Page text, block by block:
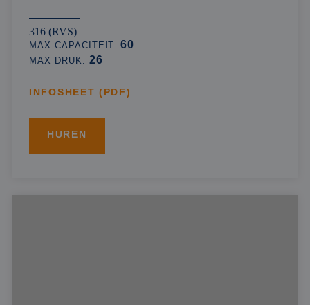
316 (RVS)
MAX CAPACITEIT:60
MAX DRUK: 26
INFOSHEET (PDF)
HUREN